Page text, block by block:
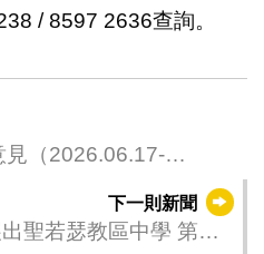
/ 8597 2636查詢。
見（2026.06.17-
下一則新聞
若瑟教區中學 第五